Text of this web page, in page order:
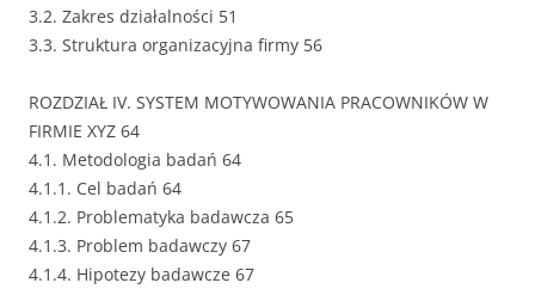
3.2. Zakres działalności 51
3.3. Struktura organizacyjna firmy 56
ROZDZIAŁ IV. SYSTEM MOTYWOWANIA PRACOWNIKÓW W
FIRMIE XYZ 64
4.1. Metodologia badań 64
4.1.1. Cel badań 64
4.1.2. Problematyka badawcza 65
4.1.3. Problem badawczy 67
4.1.4. Hipotezy badawcze 67